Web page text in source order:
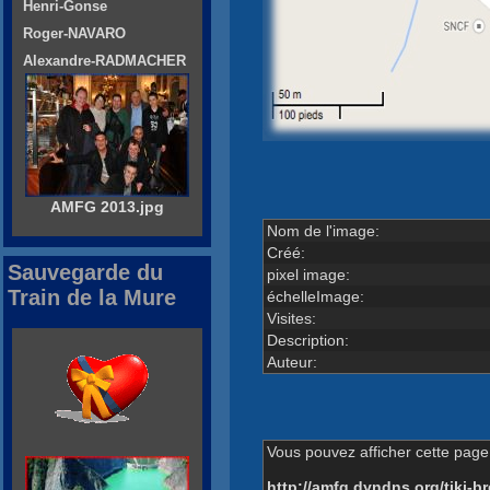
Nom de l'image:
Créé:
pixel image:
échelleImage:
Visites:
Description:
Auteur:
Vous pouvez afficher cette
Henri-Gonse
Roger-NAVARO
Alexandre-RADMACHER
AMFG 2013.jpg
Sauvegarde du
Train de la Mure